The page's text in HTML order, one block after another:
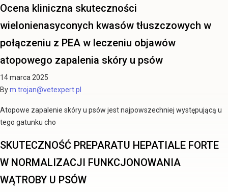
Ocena kliniczna skuteczności
wielonienasyconych kwasów tłuszczowych w
połączeniu z PEA w leczeniu objawów
atopowego zapalenia skóry u psów
14 marca 2025
Bym.trojan@vetexpert.pl
Atopowe zapalenie skóry u psów jest najpowszechniej występującą u
tego gatunku cho
SKUTECZNOŚĆ PREPARATU HEPATIALE FORTE
W NORMALIZACJI FUNKCJONOWANIA
WĄTROBY U PSÓW